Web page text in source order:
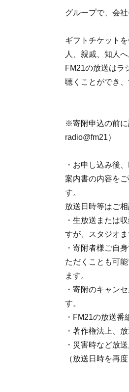
グループで、会
ギフトチケット
人、親戚、知人
FM21の放送はラ
聴くことができ
※寄附申込の前に
radio@fm21）
・お申し込み後
案内書の内容を
す。
放送日時等はご
・生放送または
すが、スタジオ
・寄附者様ご自
ただくことも可
ます。
・寄附のキャン
す。
・FM21の放送番
・著作権法上、
・災害時など放
（放送日時を再